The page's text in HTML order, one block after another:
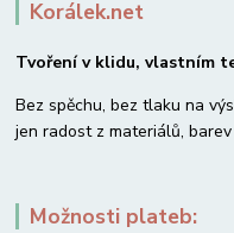
Korálek.net
Tvoření v klidu, vlastním
Bez spěchu, bez tlaku na
jen radost z materiálů,
Možnosti plateb: